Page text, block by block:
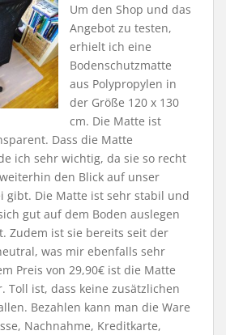
Um den Shop und das
Angebot zu testen,
erhielt ich eine
Bodenschutzmatte
aus Polypropylen in
der Größe 120 x 130
cm. Die Matte ist
Dass die Matte
ich sehr wichtig, da sie so recht
den Blick auf unser
gibt. Die Matte ist sehr stabil und
gut auf dem Boden auslegen
Zudem ist sie bereits seit der
was mir ebenfalls sehr
Preis von 29,90€ ist die Matte
Toll ist, dass keine zusätzlichen
Bezahlen kann man die Ware
Nachnahme, Kreditkarte,